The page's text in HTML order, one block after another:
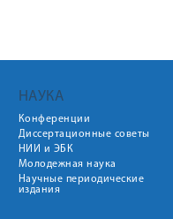
НАУКА
Конференции
Диссертационные советы
НИИ и ЭБК
Молодежная наука
Научные периодические
издания